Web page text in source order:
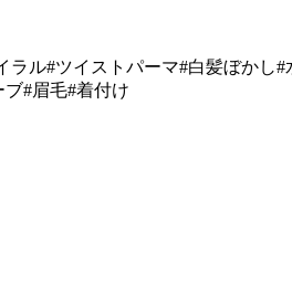
ル#ツイストパーマ#白髪ぼかし#
#眉毛#着付け